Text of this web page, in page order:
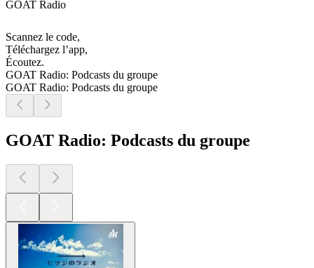
GOAT Radio
Scannez le code,
Téléchargez l’app,
Écoutez.
GOAT Radio: Podcasts du groupe
GOAT Radio: Podcasts du groupe
GOAT Radio: Podcasts du groupe